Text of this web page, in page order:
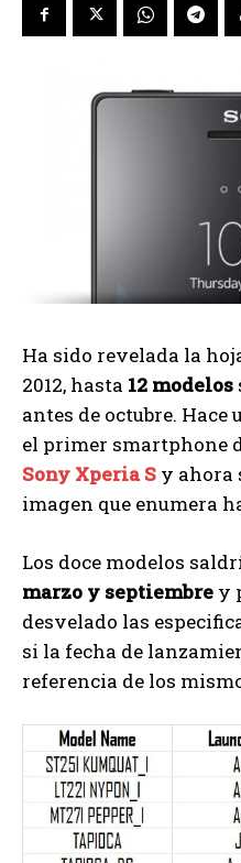
Ha sido revelada la
2012, hasta 12 modelos
antes de octubre. Hace
el primer smartphone
Sony Xperia S y ahora
imagen que enumera
Los doce modelos
marzo y septiembre y
desvelado las
si la fecha de
referencia de los